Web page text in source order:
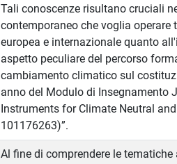
Tali conoscenze risultano cruciali
contemporaneo che voglia
europea e internazionale quanto
aspetto peculiare del percorso
cambiamento climatico sul
anno del Modulo di Insegnamento
Instruments for Climate Neutral
101176263)”.
Al fine di comprendere le